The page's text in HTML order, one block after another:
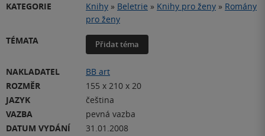
KATEGORIE Knihy » Beletrie » Knihy pro ženy » Romány
pro ženy
TÉMATA
Přidat téma
NAKLADATEL
BB art
ROZMĚR
155 x 210 x 20
JAZYK
čeština
VAZBA
pevná vazba
DATUM VYDÁNÍ
31.01.2008